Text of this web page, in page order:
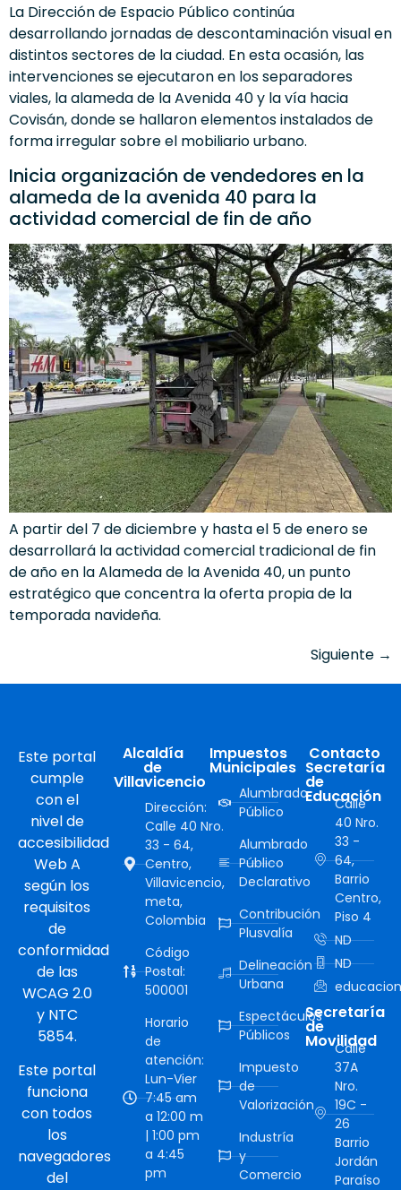
La Dirección de Espacio Público continúa
desarrollando jornadas de descontaminación visual en
distintos sectores de la ciudad. En esta ocasión, las
intervenciones se ejecutaron en los separadores
viales, la alameda de la Avenida 40 y la vía hacia
Covisán, donde se hallaron elementos instalados de
forma irregular sobre el mobiliario urbano.
Inicia organización de vendedores en la
alameda de la avenida 40 para la
actividad comercial de fin de año
A partir del 7 de diciembre y hasta el 5 de enero se
desarrollará la actividad comercial tradicional de fin
de año en la Alameda de la Avenida 40, un punto
estratégico que concentra la oferta propia de la
temporada navideña.
Siguiente →
Este portal
cumple
con el
nivel de
accesibilidad
Web A
según los
requisitos
de
conformidad
de las
WCAG 2.0
y NTC
5854.
Este portal
funciona
con todos
los
navegadores
del
Alcaldía
de
Villavicencio
Dirección:
Calle 40 Nro.
33 - 64,
Centro,
Villavicencio,
meta,
Colombia
Código
Postal:
500001
Horario
de
atención:
Lun-Vier
7:45 am
a 12:00 m
| 1:00 pm
a 4:45
pm
Impuestos
Municipales
Alumbrado
Público
Alumbrado
Público
Declarativo
Contribución
Plusvalía
Delineación
Urbana
Espectáculos
Públicos
Impuesto
de
Valorización
Industría
y
Comercio
Contacto
Secretaría
de
Educación
Calle
40 Nro.
33 -
64,
Barrio
Centro,
Piso 4
ND
ND
Secretaría
de
Movilidad
Calle
37A
Nro.
19C -
26
Barrio
Jordán
Paraíso